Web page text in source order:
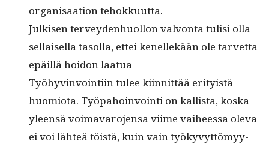
organ­isaa­tion tehokkuutta.
Julkisen ter­vey­den­huol­lon valvon­ta tulisi olla
sel­l­aisel­la tasol­la, ettei kenellekään ole tarvet­ta
epäil­lä hoidon laatua
Työhyv­in­voin­ti­in tulee kiin­nit­tää eri­ty­istä
huomio­ta. Työ­pa­hoin­voin­ti on kallista, kos­ka
yleen­sä voimavaro­jen­sa viime vai­heessa ole­va
ei voi lähteä töistä, kuin vain työkyvyt­tömyy­